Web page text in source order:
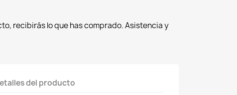
recibirás lo que has comprado. Asistencia y
del producto